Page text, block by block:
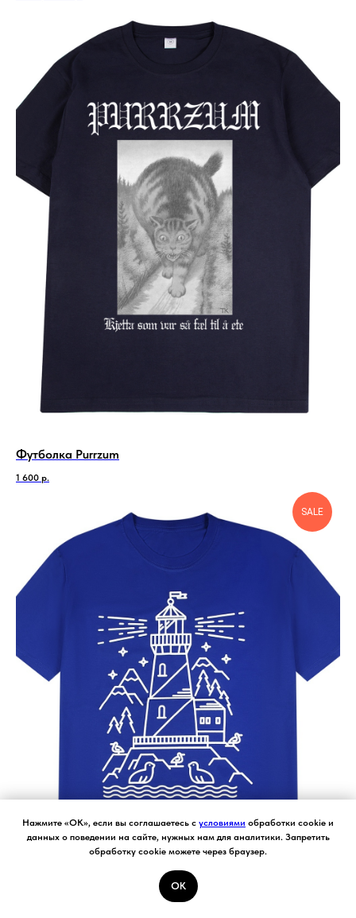
Футболка Purrzum
1 600 р.
SALE
Нажмите «ОК», если вы соглашаетесь с условиями обработки cookie и
данных о поведении на сайте, нужных нам для аналитики. Запретить
обработку cookie можете через браузер.
OK